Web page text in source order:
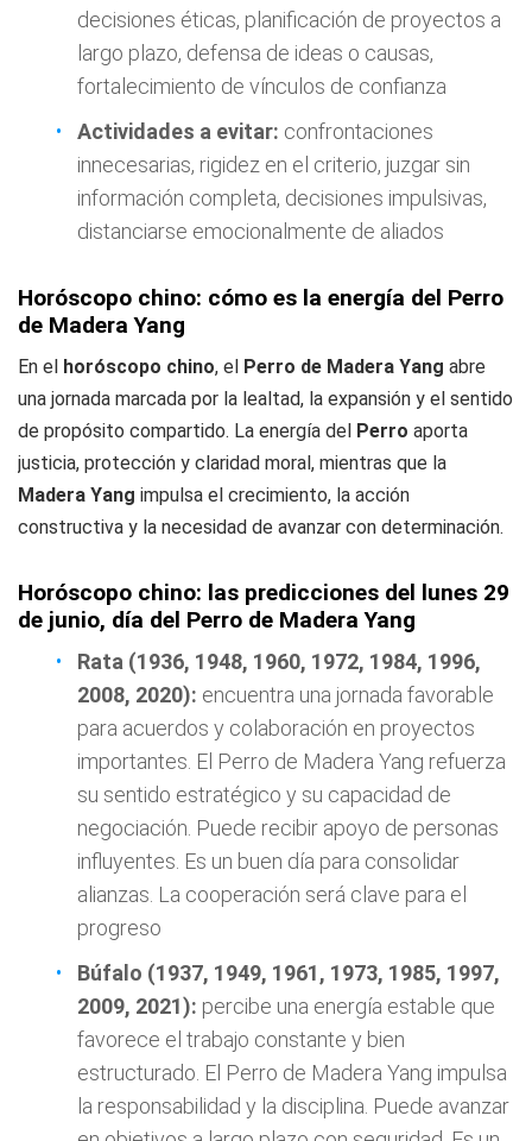
decisiones éticas, planificación de proyectos a
largo plazo, defensa de ideas o causas,
fortalecimiento de vínculos de confianza
Actividades a evitar: confrontaciones
innecesarias, rigidez en el criterio, juzgar sin
información completa, decisiones impulsivas,
distanciarse emocionalmente de aliados
Horóscopo chino: cómo es la energía del Perro
de Madera Yang
En el horóscopo chino, el Perro de Madera Yang abre
una jornada marcada por la lealtad, la expansión y el sentido
de propósito compartido. La energía del Perro aporta
justicia, protección y claridad moral, mientras que la
Madera Yang impulsa el crecimiento, la acción
constructiva y la necesidad de avanzar con determinación.
Horóscopo chino: las predicciones del lunes 29
de junio, día del Perro de Madera Yang
Rata (1936, 1948, 1960, 1972, 1984, 1996,
2008, 2020): encuentra una jornada favorable
para acuerdos y colaboración en proyectos
importantes. El Perro de Madera Yang refuerza
su sentido estratégico y su capacidad de
negociación. Puede recibir apoyo de personas
influyentes. Es un buen día para consolidar
alianzas. La cooperación será clave para el
progreso
Búfalo (1937, 1949, 1961, 1973, 1985, 1997,
2009, 2021): percibe una energía estable que
favorece el trabajo constante y bien
estructurado. El Perro de Madera Yang impulsa
la responsabilidad y la disciplina. Puede avanzar